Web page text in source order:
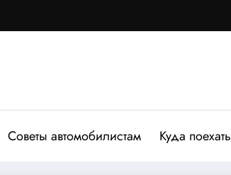
Советы автомобилистам Куда поехать